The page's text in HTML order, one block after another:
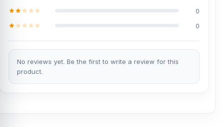
0
0
No reviews yet. Be the first to write a review for this
product.